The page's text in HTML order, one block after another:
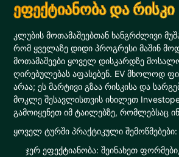
ეფექტიანობა და რისკი
კლუბის მოთამაშეებთან ხანგრძლივი
რომ ყველაზე დიდი პროგრესი მაშინ
მოთამაშეები ყოველ დისკარდზე
ღირებულებას აფასებენ. EV მხოლოდ
არაა; ეს მარტივი გზაა რისკისა და
მოკლე შესავლისთვის იხილეთ
გამოიყენეთ იმ ტაილებზე, რომლებსაც
ყოველ ტურში პრაქტიკული შემოწმებები:
ჯერ ეფექტიანობა: შეინახეთ